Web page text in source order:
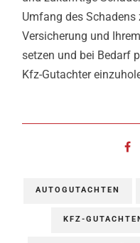
Umfang des Schadens
Versicherung und
setzen und bei Bedarf
Kfz-Gutachter
AUTOGUTACHTEN
KFZ-